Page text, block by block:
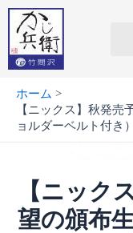
内
を
ホーム
【ニックス】秋発売
ョルダーベルト付き）
【ニック
望の頒布